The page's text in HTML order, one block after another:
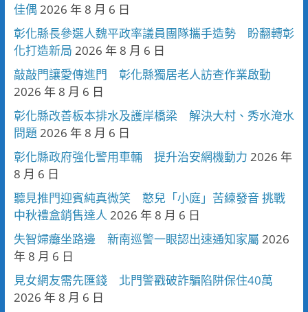
佳偶 2026 年 8 月 6 日
彰化縣長參選人魏平政率議員團隊攜手造勢 盼翻轉彰
化打造新局 2026 年 8 月 6 日
敲敲門讓愛傳進門 彰化縣獨居老人訪查作業啟動
2026 年 8 月 6 日
彰化縣改善板本排水及護岸橋梁 解決大村、秀水淹水
問題 2026 年 8 月 6 日
彰化縣政府強化警用車輛 提升治安網機動力 2026 年
8 月 6 日
聽見推門迎賓純真微笑 憨兒「小庭」苦練發音 挑戰
中秋禮盒銷售達人 2026 年 8 月 6 日
失智婦癱坐路邊 新南巡警一眼認出速通知家屬 2026
年 8 月 6 日
見女網友需先匯錢 北門警戳破詐騙陷阱保住40萬
2026 年 8 月 6 日